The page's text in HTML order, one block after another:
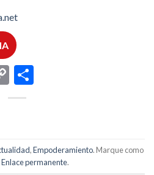
Copy
Link
,Empoderamiento. Marque como
Enlace permanente.